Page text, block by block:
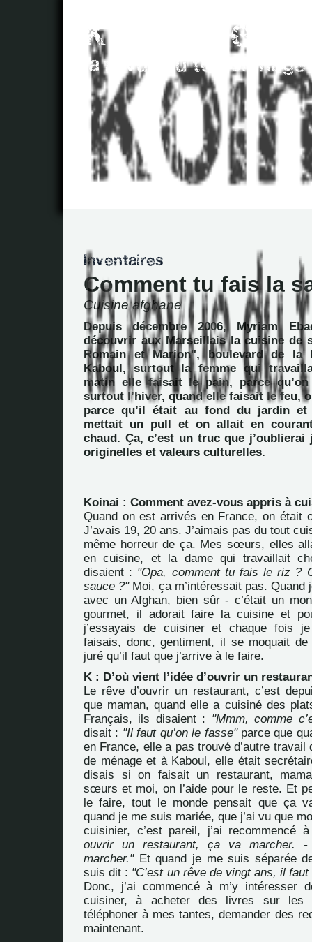
Comment tu fais la
Cuisine afghane
Depuis décembre 2006, Myriam
découvrir aux Marseillais la cuisine de
Romain et Marion", boulevard de
Kaboul, surtout la femme qui
matin elle faisait le pain, parce
surtout l’hiver, quand elle faisait le feu,
parce qu’il était au fond du jardin
mettait un pull et on allait en
chaud. Ça, c’est un truc que j’oublierai
originelles et valeurs culturelles.
Koinai : Comment avez-vous appris à
Quand on est arrivés en France, on était
J’avais 19, 20 ans. J’aimais pas du tout
même horreur de ça. Mes sœurs, elles
en cuisine, et la dame qui travaillait
disaient : "Opa, comment tu fais le riz ?
sauce ?"Moi, ça m’intéressait pas. Quand
avec un Afghan, bien sûr - c’était un
gourmet, il adorait faire la cuisine et
j’essayais de cuisiner et chaque fois
faisais, donc, gentiment, il se moquait
juré qu’il faut que j’arrive à le faire.
K : D’où vient l’idée d’ouvrir un
Le rêve d’ouvrir un restaurant, c’est
que maman, quand elle a cuisiné des
Français, ils disaient : "Mmm, comme
disait : "Il faut qu’on le fasse"parce que
en France, elle a pas trouvé d’autre travail
de ménage et à Kaboul, elle était
disais si on faisait un restaurant,
sœurs et moi, on l’aide pour le reste. Et
le faire, tout le monde pensait que ça
quand je me suis mariée, que j’ai vu que
cuisinier, c’est pareil, j’ai
ouvrir un restaurant, ça va marcher.
marcher."Et quand je me suis séparée
suis dit : "C’est un rêve de vingt ans, il
Donc, j’ai commencé à m’y intéresser
cuisiner, à acheter des livres sur les
téléphoner à mes tantes, demander des
maintenant.